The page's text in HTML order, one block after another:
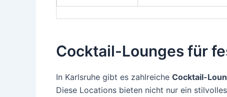
Cocktail-Lounges für
In Karlsruhe gibt es zahlreiche Cocktail-
Diese Locations bieten nicht nur ein